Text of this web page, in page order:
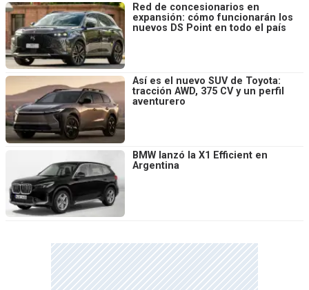
Red de concesionarios en
expansión: cómo funcionarán los
nuevos DS Point en todo el país
Así es el nuevo SUV de Toyota:
tracción AWD, 375 CV y un perfil
aventurero
BMW lanzó la X1 Efficient en
Argentina